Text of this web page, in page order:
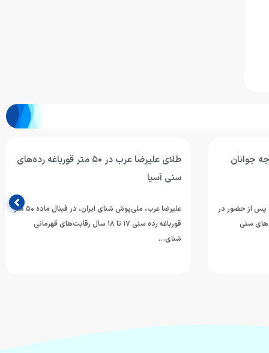
جوانان
پس از حضور در
سنی
طلای علیرضا عرب در ۵۰ متر قورباغه رده‌های
سنی آسیا
علیرضا عرب، ملی‌پوش شنای ایران، در فینال ماده ۵۰ متر
قورباغه رده سنی ۱۷ تا ۱۸ سال رقابت‌های قهرمانی
شنای…